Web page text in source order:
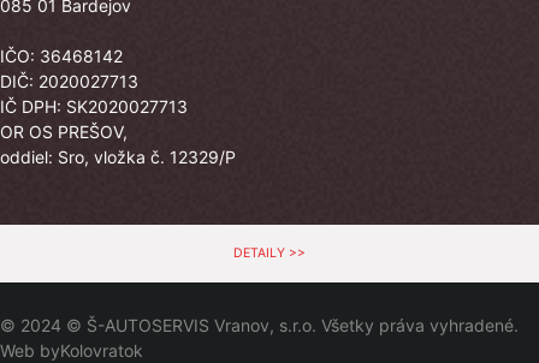
085 01 Bardejov
IČO: 36468142
DIČ: 2020027713
IČ DPH: SK2020027713
OR OS PREŠOV,
oddiel: Sro, vložka č. 12329/P
DETAILY >>
© 2024 © Š-AUTOSERVIS Vranov, s.r.o. Všetky práva vyhradené.
Web byKolovratok